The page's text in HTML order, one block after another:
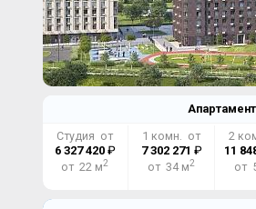
Студия от
6 327 420₽
от 22 м2
1 комн. от
7 302 271 ₽
от 34 м2
2
11
от